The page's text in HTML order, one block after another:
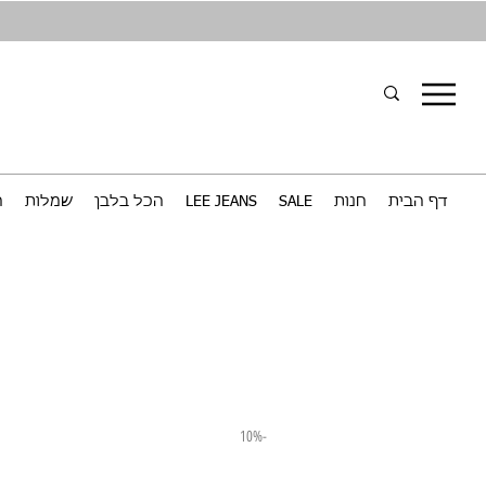
דף הבית חנות SALE
LEE JEANS הכל בלבן שמלות
-10%